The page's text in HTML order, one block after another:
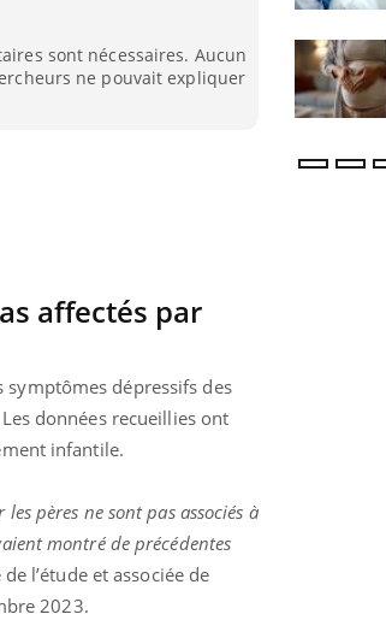
sont nécessaires. Aucun
ne pouvait expliquer
affectés par
dépressifs des
Les données recueillies ont
infantile.
pères ne sont pas associés à
montré de précédentes
l’étude et associée de
2023.
Comment éviter une otite
pendant les vacances ?